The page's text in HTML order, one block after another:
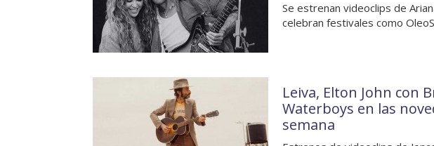
Se estrenan videoclips de
celebran festivales como
Leiva, Elton John con
Waterboys en las
semana